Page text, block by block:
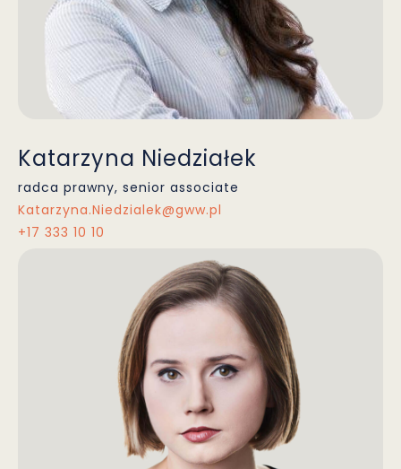
Katarzyna Niedziałek
radca prawny, senior associate
Katarzyna.Niedzialek@gww.pl
+17 333 10 10